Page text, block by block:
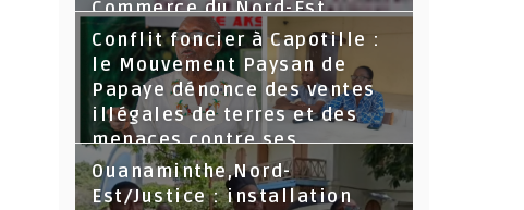
Commerce du Nord-Est.
Conflit foncier à Capotille :
le Mouvement Paysan de
Papaye dénonce des ventes
illégales de terres et des
menaces contre ses
dirigeants
Ouanaminthe,Nord-
Est/Justice : installation